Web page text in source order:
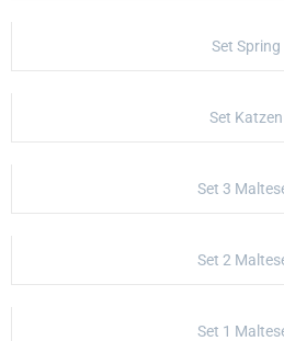
Set Spring
Set Katzen
Set 3
Set 2
Set 1